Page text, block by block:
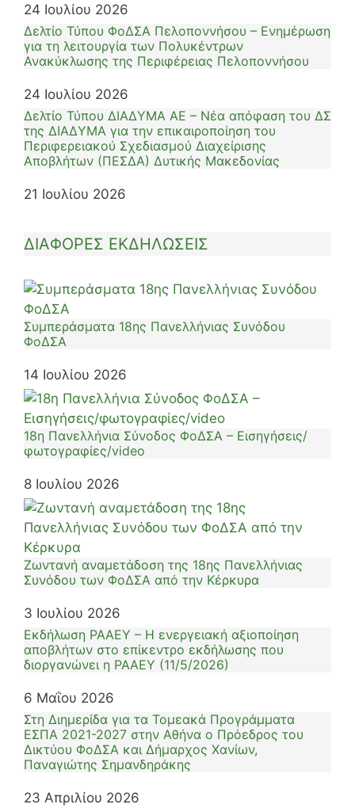
24 Ιουλίου 2026
Δελτίο Τύπου ΦοΔΣΑ Πελοποννήσου – Ενημέρωση
για τη λειτουργία των Πολυκέντρων
Ανακύκλωσης της Περιφέρειας Πελοποννήσου
24 Ιουλίου 2026
Δελτίο Τύπου ΔΙΑΔΥΜΑ ΑΕ – Νέα απόφαση του ΔΣ
της ΔΙΑΔΥΜΑ για την επικαιροποίηση του
Περιφερειακού Σχεδιασμού Διαχείρισης
Αποβλήτων (ΠΕΣΔΑ) Δυτικής Μακεδονίας
21 Ιουλίου 2026
ΔΙΑΦΟΡΕΣ ΕΚΔΗΛΩΣΕΙΣ
Συμπεράσματα 18ης Πανελλήνιας Συνόδου
ΦοΔΣΑ
14 Ιουλίου 2026
18η Πανελλήνια Σύνοδος ΦοΔΣΑ – Εισηγήσεις/
φωτογραφίες/video
8 Ιουλίου 2026
Ζωντανή αναμετάδοση της 18ης Πανελλήνιας
Συνόδου των ΦοΔΣΑ από την Κέρκυρα
3 Ιουλίου 2026
Εκδήλωση ΡΑΑΕΥ – Η ενεργειακή αξιοποίηση
αποβλήτων στο επίκεντρο εκδήλωσης που
διοργανώνει η ΡΑΑΕΥ (11/5/2026)
6 Μαΐου 2026
Στη Διημερίδα για τα Τομεακά Προγράμματα
ΕΣΠΑ 2021-2027 στην Αθήνα ο Πρόεδρος του
Δικτύου ΦοΔΣΑ και Δήμαρχος Χανίων,
Παναγιώτης Σημανδηράκης
23 Απριλίου 2026